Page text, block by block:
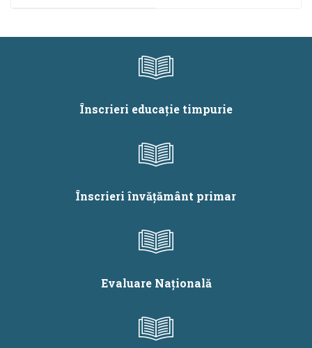
Înscrieri educație timpurie
Înscrieri învățământ primar
Evaluare Națională